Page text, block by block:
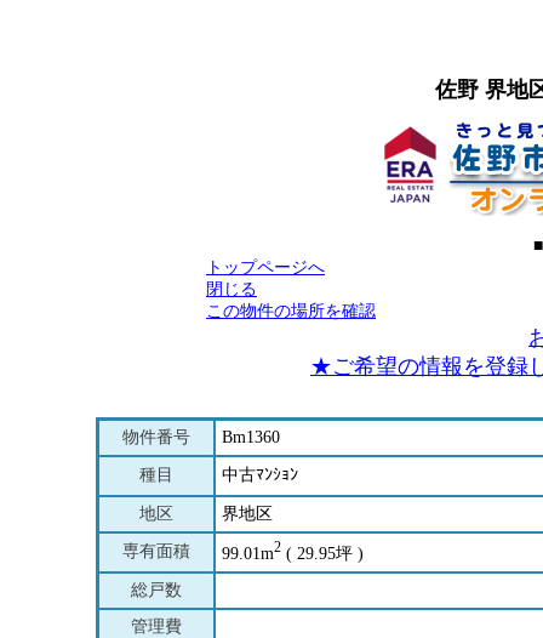
佐野 界地
トップページへ
閉じる
この物件の場所を確認
★ご希望の情報を登録
物件番号 Bm1360
種目 中古ﾏﾝｼｮﾝ
地区 界地区
専有面積 99.01m2( 29.95坪 )
総戸数
管理費